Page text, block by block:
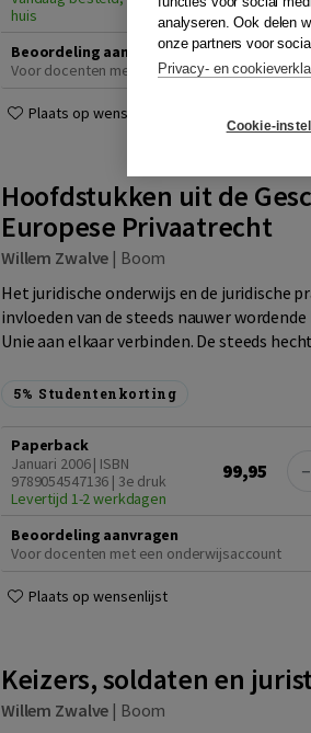
huis
Beoordeling aanvragen
Voor docenten met een onderwijsaccount
Plaats op wensenlijst
Hoofdstukken uit de
Europese Privaatrecht
Willem Zwalve | Boom
Het juridische onderwijs en de juridische
invloeden van de steeds nauwer
Unie aan elkaar verbinden. De steeds
5% Studentenkorting
Paperback
Januari 2006 | ISBN
9789054547136 | 3e druk
Levertijd 1-2 werkdagen
99,95 −
Beoordeling aanvragen
Voor docenten met een onderwijsaccount
Plaats op wensenlijst
Keizers, soldaten en
Willem Zwalve | Boom
analyseren. Ook delen
onze partners voor
Privacy- en
Cookie-